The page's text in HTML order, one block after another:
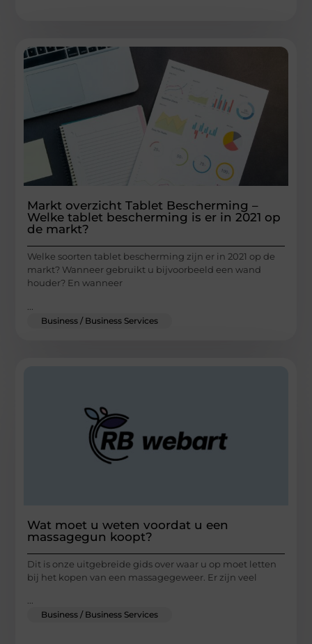
Markt overzicht Tablet Bescherming –
Welke tablet bescherming is er in 2021 op
de markt?
Welke soorten tablet bescherming zijn er in 2021 op de
markt? Wanneer gebruikt u bijvoorbeeld een wand
houder? En wanneer
Business / Business Services
Wat moet u weten voordat u een
massagegun koopt?
Dit is onze uitgebreide gids over waar u op moet letten
bij het kopen van een massagegeweer. Er zijn veel
Business / Business Services